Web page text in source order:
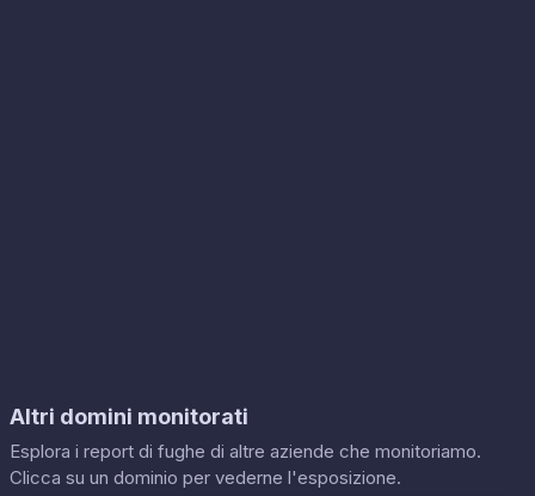
Altri domini monitorati
Esplora i report di fughe di altre aziende che monitoriamo.
Clicca su un dominio per vederne l'esposizione.